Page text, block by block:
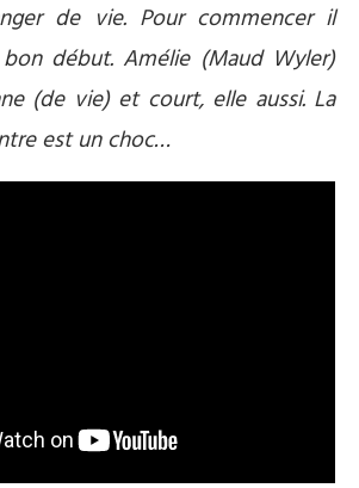
de vie. Pour commencer il
début. Amélie (Maud Wyler)
(de vie) et court, elle aussi. La
est un choc…